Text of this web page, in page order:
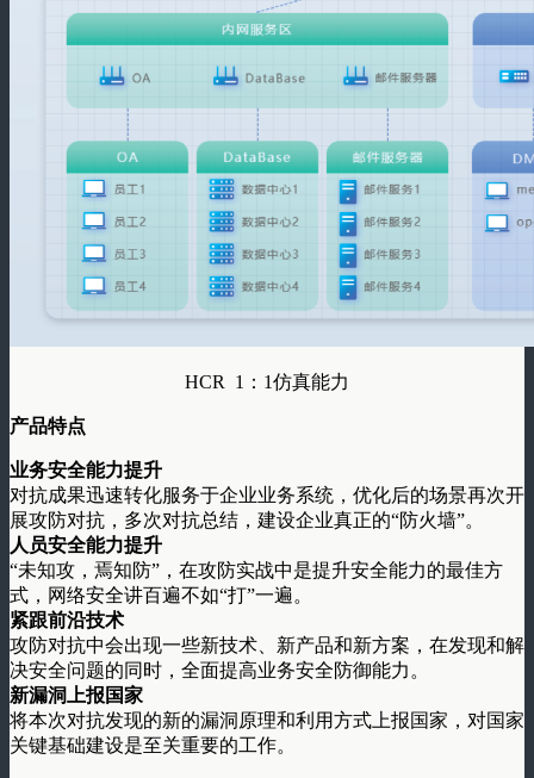
HCR 1：1仿真能力
产品特点
业务安全能力提升
对抗成果迅速转化服务于企业业务系统，优化后的场景再次开
展攻防对抗，多次对抗总结，建设企业真正的“防火墙”。
人员安全能力提升
“未知攻，焉知防”，在攻防实战中是提升安全能力的最佳方
式，网络安全讲百遍不如“打”一遍。
紧跟前沿技术
攻防对抗中会出现一些新技术、新产品和新方案，在发现和解
决安全问题的同时，全面提高业务安全防御能力。
新漏洞上报国家
将本次对抗发现的新的漏洞原理和利用方式上报国家，对国家
关键基础建设是至关重要的工作。